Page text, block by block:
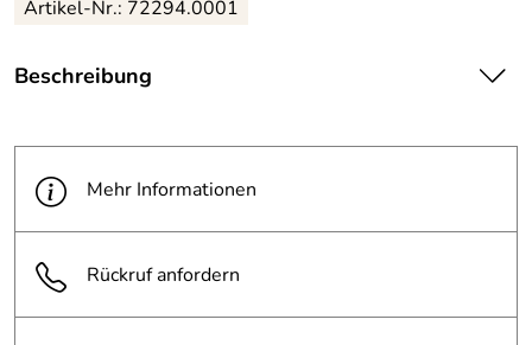
Artikel-Nr.: 72294.0001
Beschreibung
· lackiert farbig sortiert 500 St./Pack.
Mehr Informationen
Rückruf anfordern